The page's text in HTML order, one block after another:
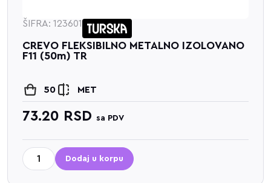
ŠIFRA: 123601
CREVO FLEKSIBILNO METALNO IZOLOVANO
F11 (50m) TR
50 MET
73.20 RSD sa PDV
Dodaj u korpu